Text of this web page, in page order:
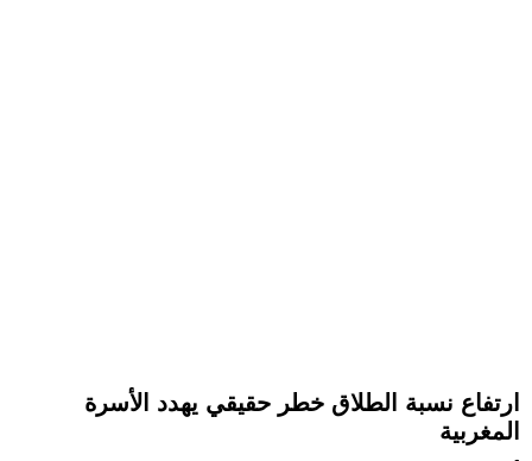
ارتفاع نسبة الطلاق خطر حقيقي يهدد الأسرة
المغربية